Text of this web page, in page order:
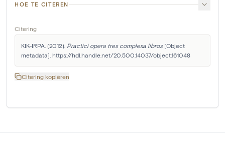
HOE TE CITEREN
Citering
KIK-IRPA. (2012). Practici opera tres complexa libros [Object
metadata]. https://hdl.handle.net/20.500.14037/object.161048
Citering kopiëren